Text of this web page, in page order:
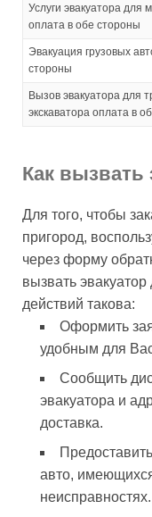
Услуги эвакуатора для
оплата в обе стороны
Эвакуация грузовых
стороны
Вызов эвакуатора для
экскаватора оплата в
Как вызвать
Для того, чтобы
пригород,
через форму
вызвать
действий такова:
Оформить
удобным для
Сообщить
эвакуатора и
доставка.
авто,
неисправностях.